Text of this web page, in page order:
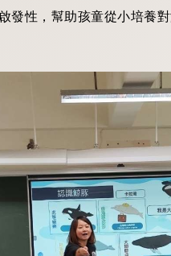
發性，幫助孩童從小培養